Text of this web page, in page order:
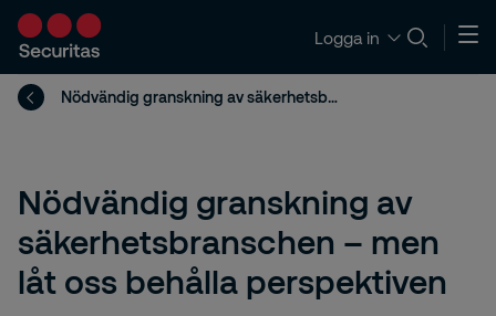
Logga in
Nödvändig granskning av säkerhetsbranschen – men låt oss behålla perspektiven
Nödvändig granskning av
säkerhetsbranschen – men
låt oss behålla perspektiven